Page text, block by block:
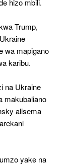
hizo mbili.
Trump,
wa mapigano
karibu.
na Ukraine
makubaliano
alisema
yake na